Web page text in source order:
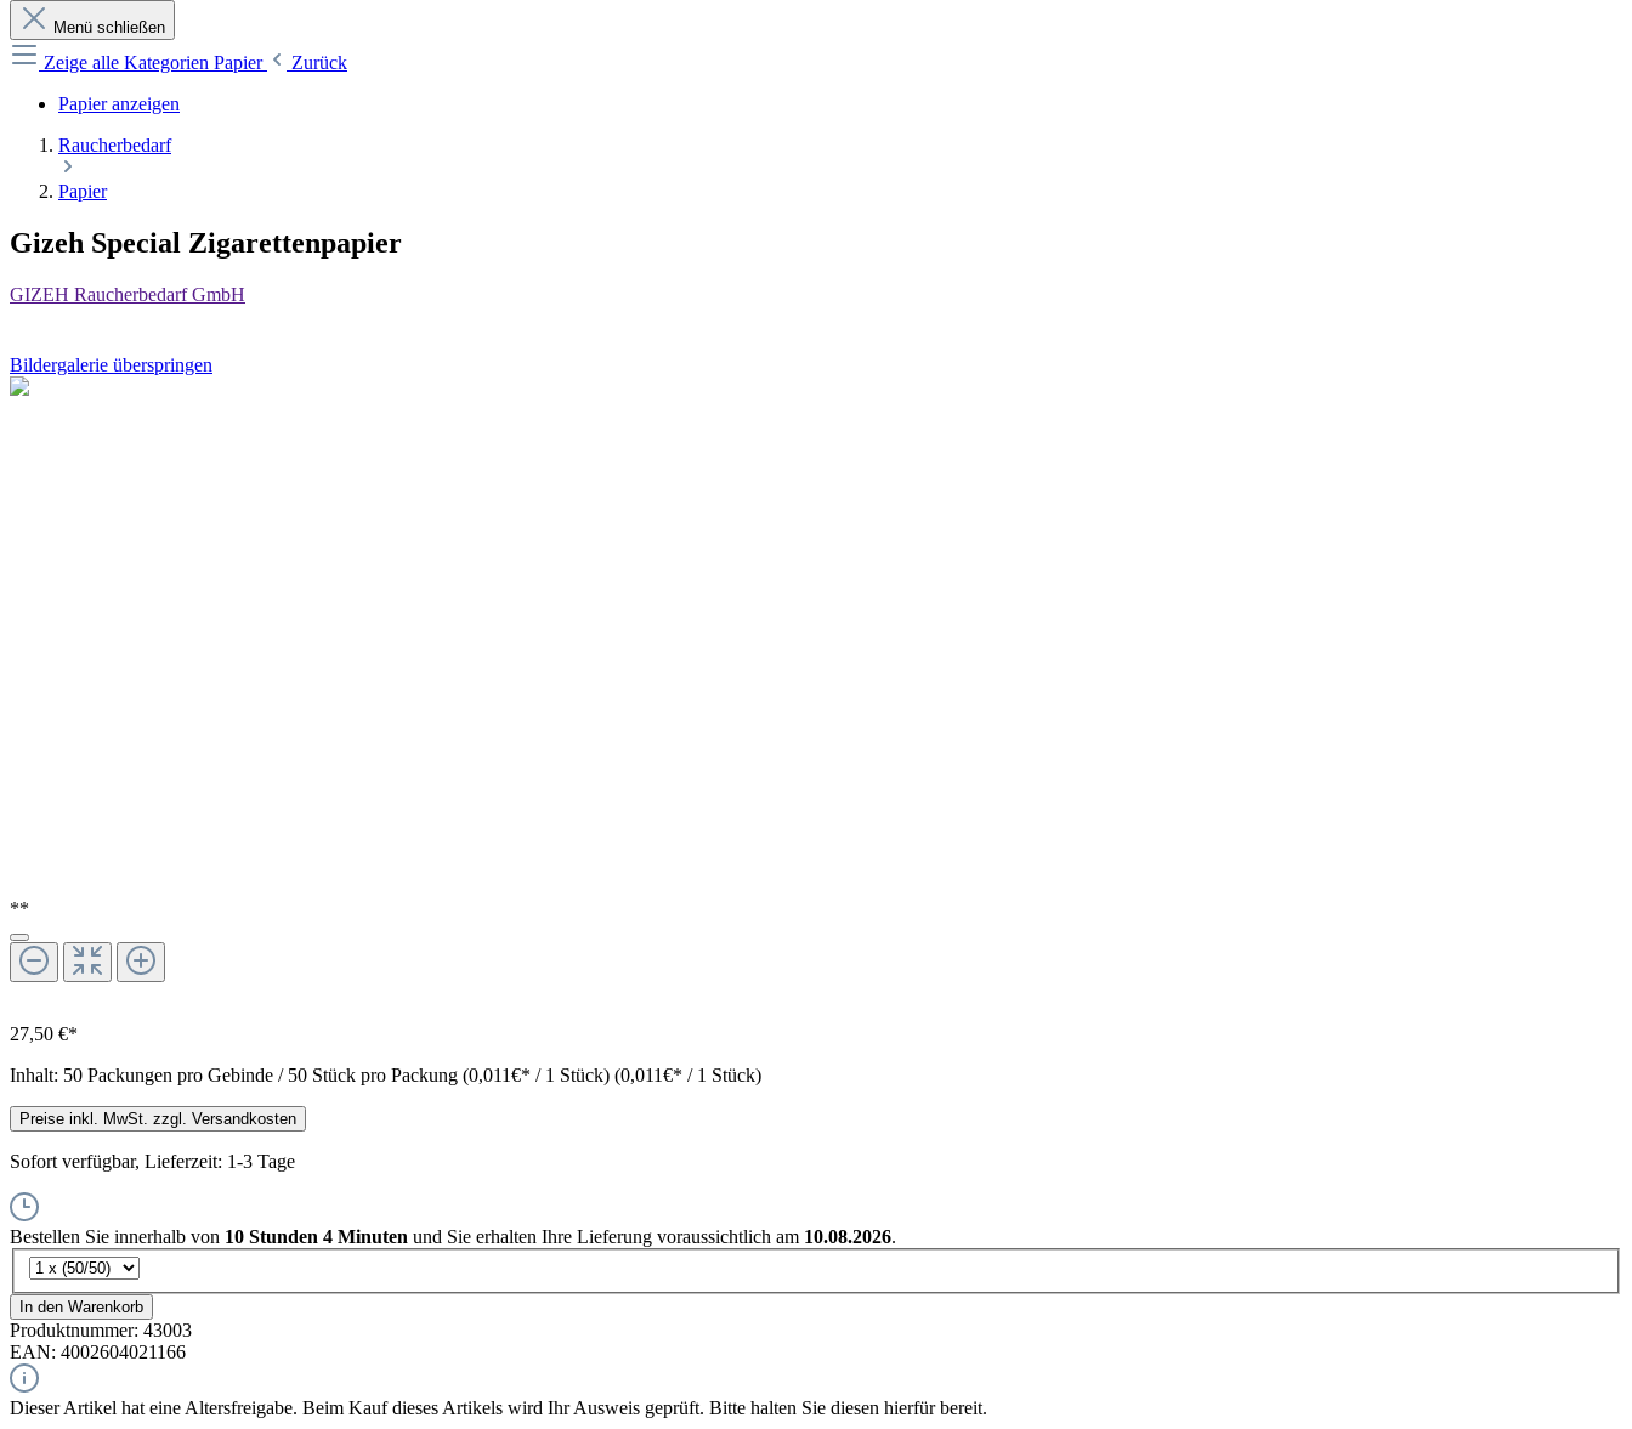
Menü schließen
Zeige alle Kategorien Papier
Zurück
Papier anzeigen
Raucherbedarf
Papier
Gizeh Special Zigarettenpapier
GIZEH Raucherbedarf GmbH
Bildergalerie überspringen
**
27,50 €*
Inhalt: 50 Packungen pro Gebinde / 50 Stück pro Packung (0,011€* / 1 Stück) (0,011€* / 1 Stück)
Preise inkl. MwSt. zzgl. Versandkosten
Sofort verfügbar, Lieferzeit: 1-3 Tage
Bestellen Sie innerhalb von 10 Stunden 4 Minuten und Sie erhalten Ihre Lieferung voraussichtlich am 10.08.2026.
In den Warenkorb
Produktnummer: 43003
EAN: 4002604021166
Dieser Artikel hat eine Altersfreigabe. Beim Kauf dieses Artikels wird Ihr Ausweis geprüft. Bitte halten Sie diesen hierfür bereit.